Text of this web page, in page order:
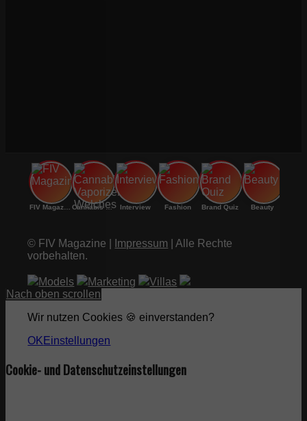
Cannabis Vaporizer: Welches Interview Fashion Brand Quiz Beauty
© FIV Magazine | Impressum | Alle Rechte
vorbehalten.
Models Marketing
Villas
Nach oben scrollen
Wir nutzen Cookies 🍪 einverstanden?
OK Einstellungen
Cookie- und Datenschutzeinstellungen